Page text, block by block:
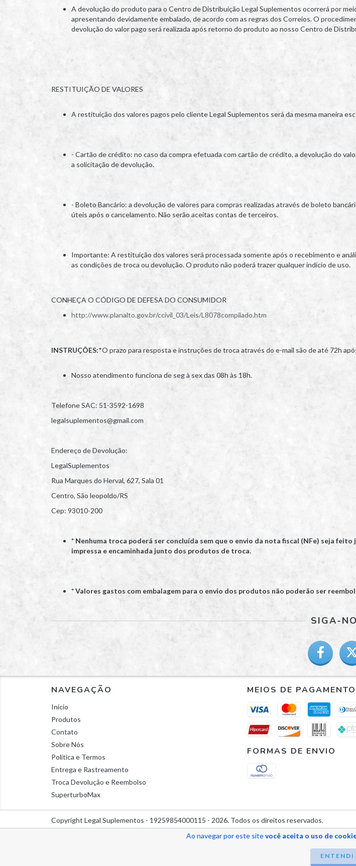
Ao navegar por este sitevocê aceita o uso de
ENTENDI
A devolução do produto para o Centro de Distribuição Legal Suplementos ocorrerá por
apresentando devidamente embalado, de acordo com as regras dos Correios. O
devolução do valor pago será realizada após retorno do produto ao nosso Centro de
RESTITUIÇÃO DE VALORES
A restituição dos valores pagos pelo cliente Legal Suplementos será da mesma maneira
- Cartão de crédito: no caso da compra efetuada com cartão de crédito, a devolução do
a solicitação de devolução.
- Boleto Bancário: a devolução de valores para compras realizadas através de boleto
úteis após o cancelamento. Não serão aceitas contas de terceiros.
Importante: A restituição dos valores será processada somente após o recebimento e
as condições de troca ou devolução. O produto não poderá trazer qualquer indício de uso.
CONHEÇA O CÓDIGO DE DEFESA DO CONSUMIDOR
http://www.planalto.gov.br/ccivil_03/Leis/L8078compilado.htm
INSTRUÇÕES:*O prazo para resposta e instruções de troca através do e-mail são de até 72h
Nosso atendimento funciona de seg à sex das 08h às 18h.
Telefone SAC: 51-3592-1698
legalsuplementos@gmail.com
Endereço de Devolução:
LegalSuplementos
Rua Marques do Herval, 627, Sala 01
Centro, São leopoldo/RS
Cep: 93010-200
* Nenhuma troca poderá ser concluída sem que o envio da nota fiscal (NFe) seja
impressa e encaminhada junto dos produtos de troca.
* Valores gastos com embalagem para o envio dos produtos não poderão ser
SIGA-
NAVEGAÇÃO
Início
Produtos
Contato
Sobre Nós
Política e Termos
Entrega e Rastreamento
Troca Devolução e Reembolso
SuperturboMax
MEIOS DE PAGAMENTO
FORMAS DE ENVIO
Copyright Legal Suplementos - 19259854000115 - 2026. Todos os direitos reservados.